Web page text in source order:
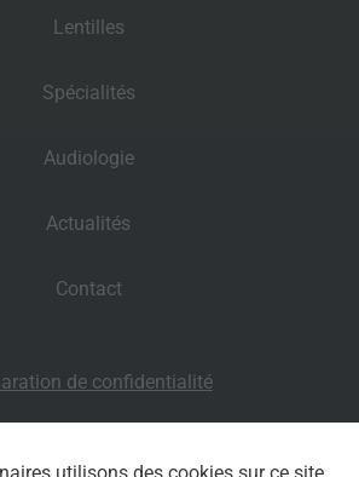
Lentilles
Spécialités
Audiologie
Actualités
Contact
de confidentialité